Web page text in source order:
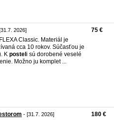
2026]
FLEXA Classic. Materiál je
cca 10 rokov. Súčasťou je
K postel i sú dorobené veselé
Možno ju komplet ...
75 €
- [31.7. 2026] 180 €